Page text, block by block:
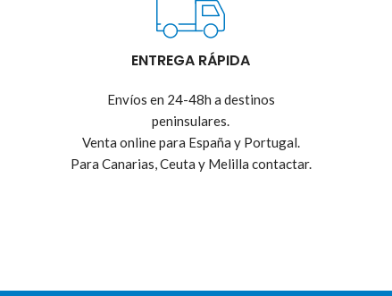
ENTREGA RÁPIDA
Envíos en 24-48h a destinos
peninsulares.
Venta online para España y Portugal.
Para Canarias, Ceuta y Melilla contactar.